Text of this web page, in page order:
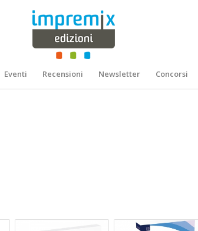
Eventi Recensioni Newsletter Concorsi